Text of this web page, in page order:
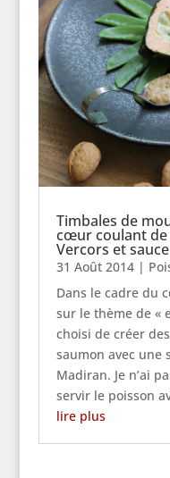
Timbales de
cœur coulant de
Vercors et
31 Août 2014|
Dans le cadre du
sur le thème de «
choisi de créer
saumon avec une
Madiran. Je n’ai
servir le poisson
lire plus